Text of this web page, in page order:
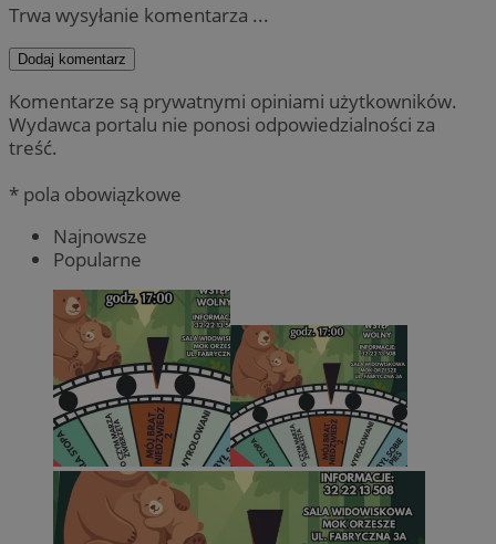
Trwa wysyłanie komentarza ...
Dodaj komentarz
Komentarze są prywatnymi opiniami użytkowników.
Wydawca portalu nie ponosi odpowiedzialności za
treść.
* pola obowiązkowe
Najnowsze
Popularne